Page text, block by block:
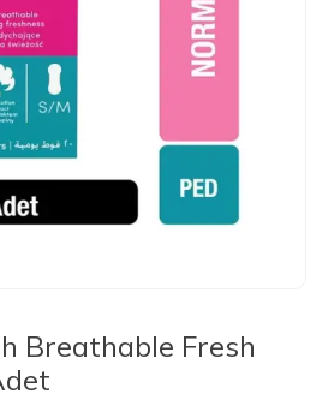
Breathable Fresh